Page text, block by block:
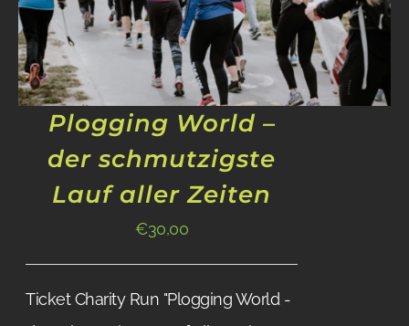
Plogging World –
der schmutzigste
Lauf aller Zeiten
€30,00
Ticket Charity Run "Plogging World -